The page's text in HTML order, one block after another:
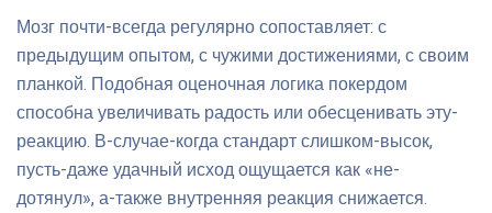
Мозг почти-всегда регулярно сопоставляет: с
предыдущим опытом, с чужими достижениями, с своим
планкой. Подобная оценочная логика покердом
способна увеличивать радость или обесценивать эту-
реакцию. В-случае-когда стандарт слишком-высок,
пусть-даже удачный исход ощущается как «не-
дотянул», а-также внутренняя реакция снижается.